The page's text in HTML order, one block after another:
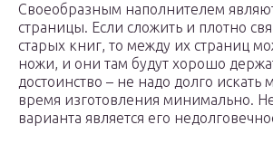
Своеобразным наполнителем
страницы. Если сложить и плотно
старых книг, то между их страниц
ножи, и они там будут хорошо
достоинство – не надо долго искать
время изготовления минимально.
варианта является его